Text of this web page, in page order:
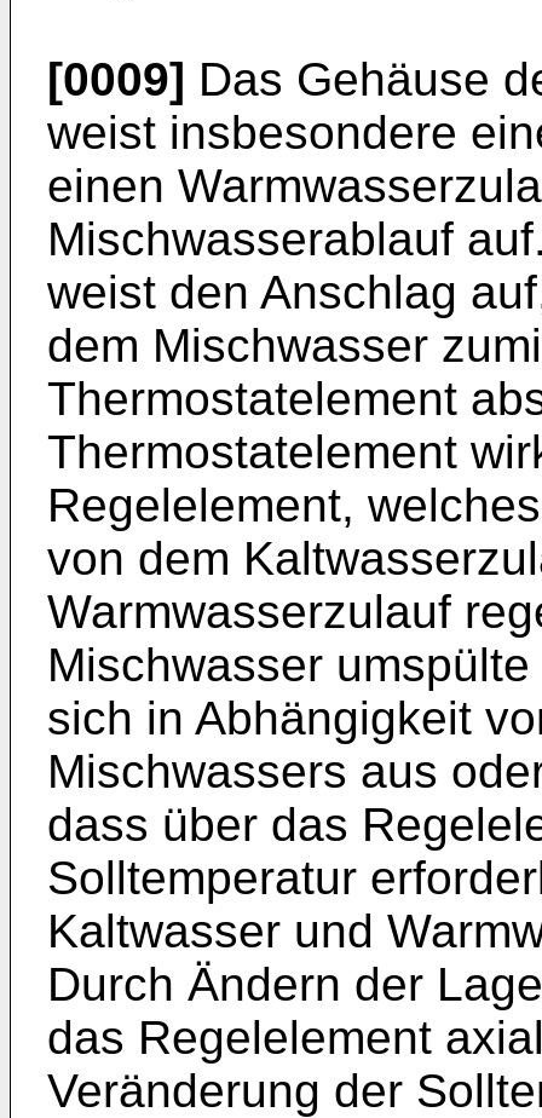
[0009] Das Gehäuse
weist insbesondere
einen
Mischwasserablauf
weist den Anschlag
dem Mischwasser
Thermostatelement
Thermostatelement
Regelelement,
von dem
Warmwasserzulauf
Mischwasser
sich in Abhängigkeit
Mischwassers aus
dass über das
Solltemperatur
Kaltwasser und
Durch Ändern der
das Regelelement
Veränderung der